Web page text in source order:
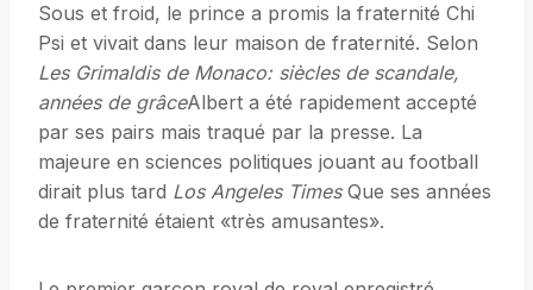
Sous et froid, le prince a promis la fraternité Chi
Psi et vivait dans leur maison de fraternité. Selon
Les Grimaldis de Monaco: siècles de scandale,
années de grâceAlbert a été rapidement accepté
par ses pairs mais traqué par la presse. La
majeure en sciences politiques jouant au football
dirait plus tard Los Angeles TimesQue ses années
de fraternité étaient «très amusantes».